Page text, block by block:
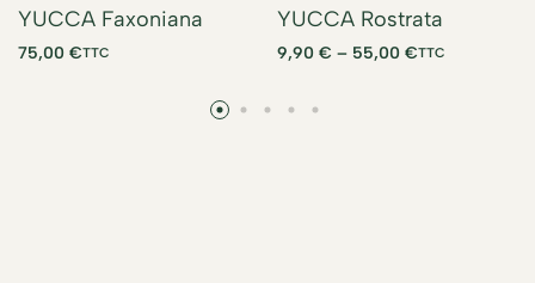
YUCCA Faxoniana
75,00 €TTC
YUCCA Rostrata
9,90 € – 55,00 €TTC